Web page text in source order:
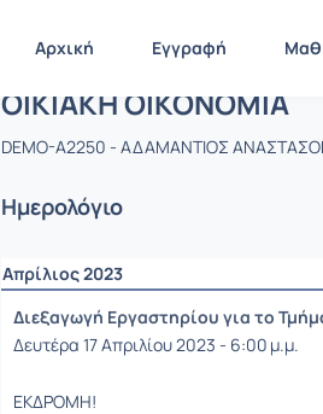
Αρχική Εγγραφή
Μάθημα : ΟΙΚΙΑΚΗ
ΟΙΚΙΑΚΗ ΟΙΚΟΝΟΜΙΑ
DEMO-A2250 - ΑΔΑΜΑΝΤΙΟΣ
Ημερολόγιο
Απρίλιος 2023
Διεξαγωγή Εργαστηρίου για το
Δευτέρα 17 Απριλίου 2023 - 6:00 μ.μ.
ΕΚΔΡΟΜΗ!